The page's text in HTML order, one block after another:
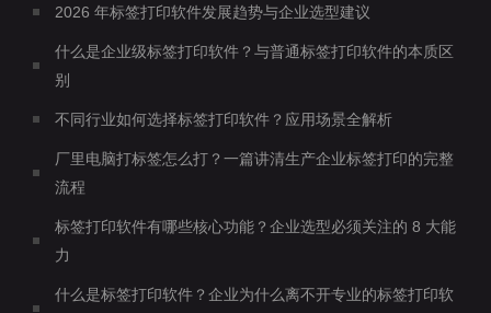
2026 年标签打印软件发展趋势与企业选型建议
什么是企业级标签打印软件？与普通标签打印软件的本质区
别
不同行业如何选择标签打印软件？应用场景全解析
厂里电脑打标签怎么打？一篇讲清生产企业标签打印的完整
流程
标签打印软件有哪些核心功能？企业选型必须关注的 8 大能
力
什么是标签打印软件？企业为什么离不开专业的标签打印软